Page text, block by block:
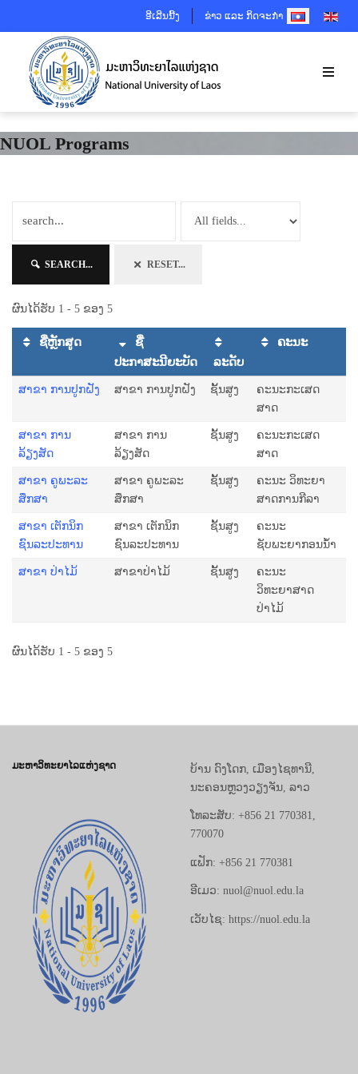
ອີເລີນນີ້ງ ຂ່າວ ແລະ ກິດຈະກຳSELECT YOUR
NUOL Programs
SEARCH... RESET...
ຜົນໄດ້ຮັບ 1 - 5 ຂອງ 5
ຊື່ຫຼັກສູດ
ຊື່
ປະກາສະນີຍະບັດ
ລະດັບ
ຄະນະ
ສາຂາ ການປູກຝັງ ສາຂາ ການປູກຝັງ ຊັ້ນສູງ
ຄະນະກະເສດ
ສາດ
ສາຂາ ການ
ລ້ຽງສັດ
ສາຂາ ການ
ລ້ຽງສັດ
ຊັ້ນສູງ
ຄະນະກະເສດ
ສາດ
ສາຂາ ຄູພະລະ
ສຶກສາ
ສາຂາ ຄູພະລະ
ສຶກສາ
ຊັ້ນສູງ
ຄະນະ ວິທະຍາ
ສາດການກີລາ
ສາຂາ ເຕັກນິກ
ຊົນລະປະທານ
ສາຂາ ເຕັກນິກ
ຊົນລະປະທານ
ຊັ້ນສູງ
ຄະນະ
ຊັບພະຍາກອນນໍ້າ
ສາຂາ ປ່າໄມ້ ສາຂາປ່າໄມ້ ຊັ້ນສູງ
ຄະນະ
ວິທະຍາສາດ
ປ່າໄມ້
ຜົນໄດ້ຮັບ 1 - 5 ຂອງ 5
ມະຫາວິທະຍາໄລແຫ່ງຊາດ
ບ້ານ ດົງໂດກ, ເມືອງໄຊທານີ,
ນະຄອນຫຼວງວຽງຈັນ, ລາວ
ໂທລະສັບ: +856 21 770381,
770070
ແຟັກ: +856 21 770381
ອີເມວ: nuol@nuol.edu.la
ເວັບໄຊ: https://nuol.edu.la